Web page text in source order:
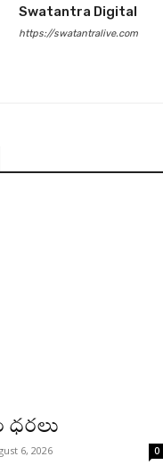
Swatantra Digital
https://swatantralive.com
ధరలు
6, 2026 0